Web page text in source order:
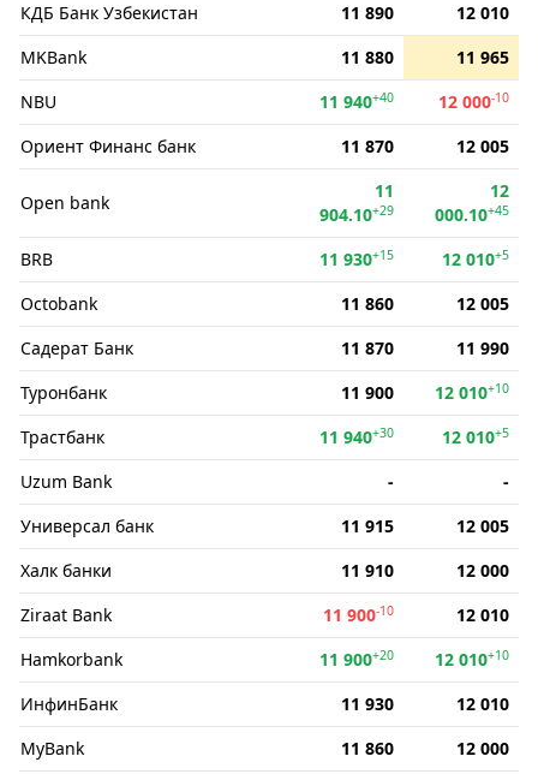
КДБ Банк Узбекистан
11 890
12 010
MKBank
11 880
11 965
NBU
11 940+40 12 000-10
Ориент Финанс банк 11 870 12 005
Open bank
11
904.10+29
12
000.10+45
BRB 11 930+15 12 010+5
Octobank 11 860
12 005
Садерат Банк
11 870
11 990
Туронбанк
11 900 12 010+10
Трастбанк 11 940+30 12 010+5
Uzum Bank -
-
Универсал банк
11 915
12 005
Халк банки
11 910
12 000
Ziraat Bank
11 900-10
12 010
Hamkorbank
11 900+20 12 010+10
ИнфинБанк 11 930
12 010
MyBank
11 860
12 000